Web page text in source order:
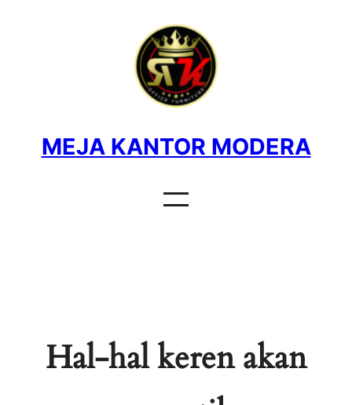
MEJA KANTOR MODERA
Hal-hal keren akan